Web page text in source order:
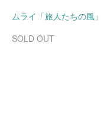
ムライ「旅人たちの風」
SOLD OUT